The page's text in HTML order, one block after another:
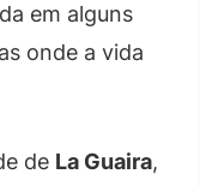
em alguns
onde a vida
de La Guaira,